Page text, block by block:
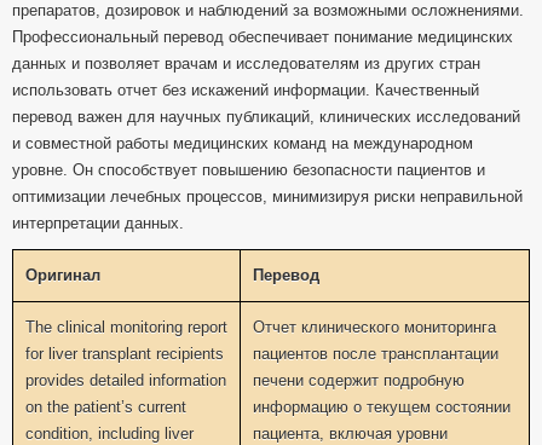
препаратов, дозировок и наблюдений за возможными осложнениями.
Профессиональный перевод обеспечивает понимание медицинских
данных и позволяет врачам и исследователям из других стран
использовать отчет без искажений информации. Качественный
перевод важен для научных публикаций, клинических исследований
и совместной работы медицинских команд на международном
уровне. Он способствует повышению безопасности пациентов и
оптимизации лечебных процессов, минимизируя риски неправильной
интерпретации данных.
Оригинал Перевод
The clinical monitoring report
for liver transplant recipients
provides detailed information
on the patient’s current
condition, including liver
Отчет клинического мониторинга
пациентов после трансплантации
печени содержит подробную
информацию о текущем состоянии
пациента, включая уровни